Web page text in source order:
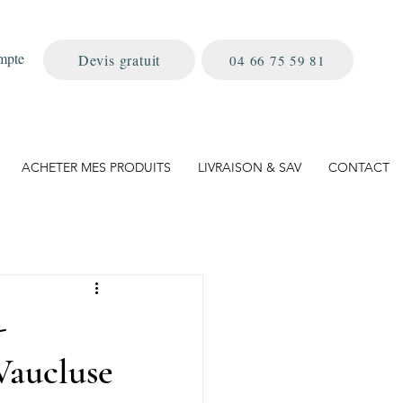
Devis gratuit 04 66 75 59 81
ACHETER MES PRODUITS LIVRAISON & SAV CONTACT